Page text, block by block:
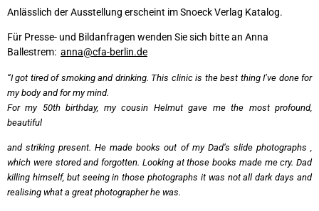
Anlässlich der Ausstellung erscheint im Snoeck Verlag Katalog.
Für Presse- und Bildanfragen wenden Sie sich bitte an Anna
Ballestrem: anna@cfa-berlin.de
“I got tired of smoking and drinking. This clinic is the best thing I’ve done for
my body and for my mind.
For my 50th birthday, my cousin Helmut gave me the most profound,
beautiful
and striking present. He made books out of my Dad’s slide photographs ,
which werestored and forgotten. Looking at those books made me cry. Dad
killing himself, but seeing in those photographs it was not all dark days and
realising what a great photographer he was.